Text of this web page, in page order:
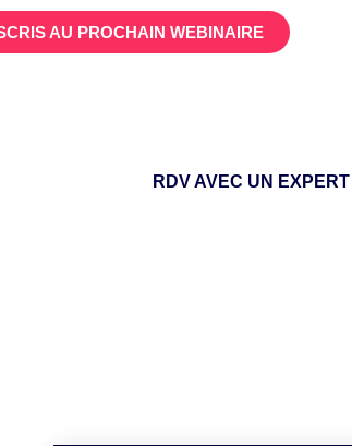
AU PROCHAIN WEBINAIRE
RDV AVEC UN EXPERT